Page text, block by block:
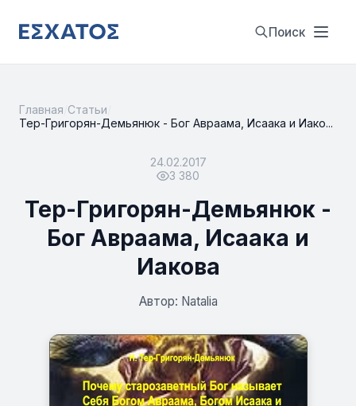
Поиск
Главная Статьи
Тер-Григорян-Демьянюк - Бог Авраама, Исаака и Иако...
24.02.2017
3 380
Тер-Григорян-Демьянюк -
Бог Авраама, Исаака и
Иакова
Автор: Natalia